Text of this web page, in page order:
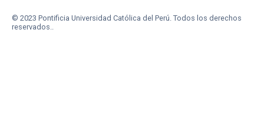
© 2023 Pontificia Universidad Católica del Perú. Todos los derechos
reservados..